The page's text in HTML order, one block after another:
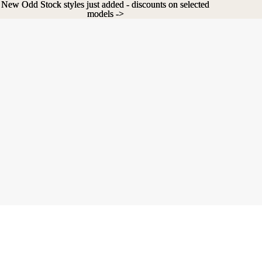
New Odd Stock styles just added - discounts on selected
models ->
New Odd Stock styles just added - discounts on selected
models ->